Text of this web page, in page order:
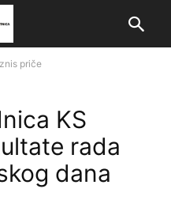
priče
KS
rada
dana